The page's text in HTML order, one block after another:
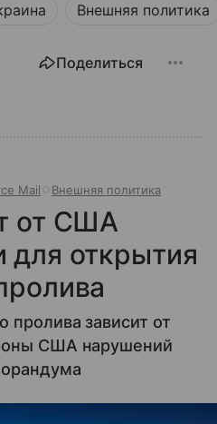
Внешняя политика
Поделиться
Mail Внешняя политика
от США
для открытия
пролива зависит от
США нарушений